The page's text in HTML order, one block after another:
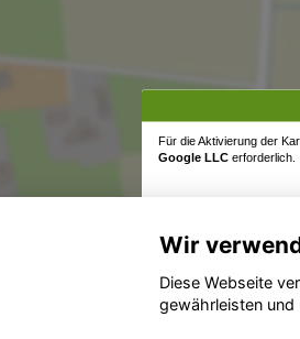
Für die Aktivierung der
Google LLC erforderlich.
Wir
Diese Webseite
gewährleisten und